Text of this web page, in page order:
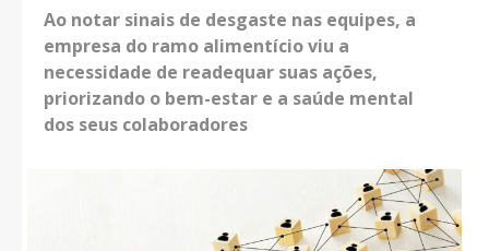
Ao notar sinais de desgaste nas equipes, a
empresa do ramo alimentício viu a
necessidade de readequar suas ações,
priorizando o bem-estar e a saúde mental
dos seus colaboradores